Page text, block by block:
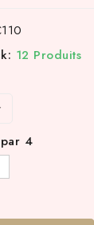
12 Produits
4